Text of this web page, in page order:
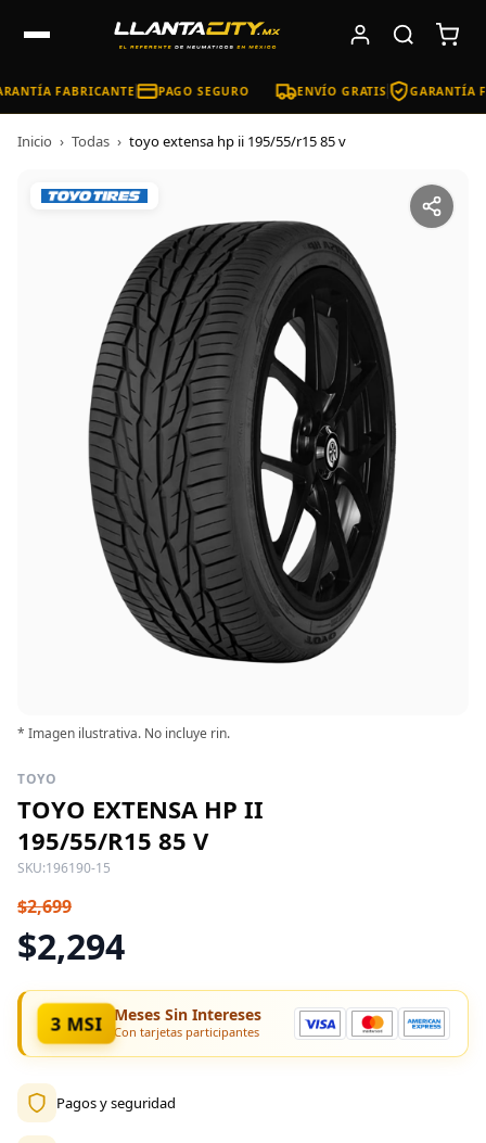
FABRICANTE PAGO SEGURO ENVÍO GRATIS GARANTÍA
Inicio › Todas › toyo extensa hp ii 195/55/r15 85 v
* Imagen ilustrativa. No incluye rin.
TOYO
TOYO EXTENSA HP II
195/55/R15 85 V
SKU:196190-15
$2,699
$2,294
3 MSI Meses Sin Intereses
Con tarjetas participantes
Pagos y seguridad